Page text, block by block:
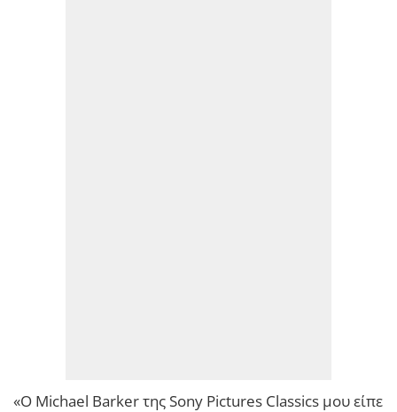
«Ο Michael Barker της Sony Pictures Classics μου είπε